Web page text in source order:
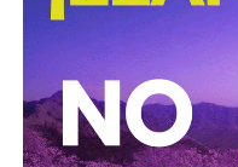
También lee:
Cuauhtli
movimientos ligados al